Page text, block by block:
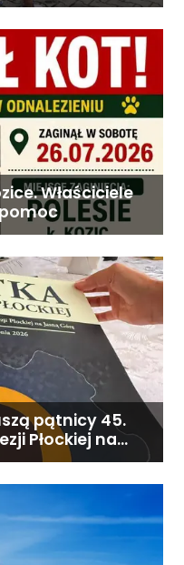
Właściciele
pątnicy 45.
Płockiej na